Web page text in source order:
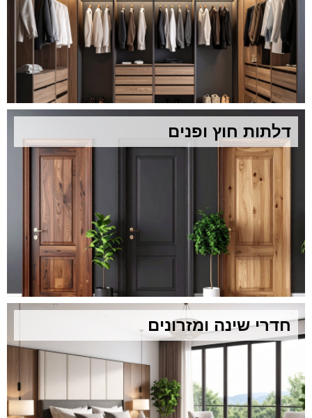
דלתות חוץ ופנים
חדרי שינה ומזרונים